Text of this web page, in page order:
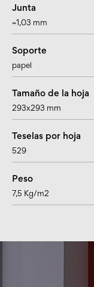
Junta
~1,03 mm
Soporte
papel
Tamaño de la hoja
293x293 mm
Teselas por hoja
529
Peso
7,5 Kg/m2